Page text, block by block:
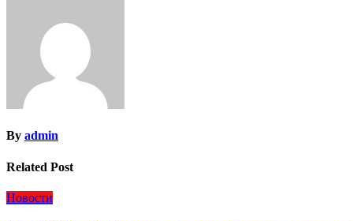
By admin
Related Post
Новости